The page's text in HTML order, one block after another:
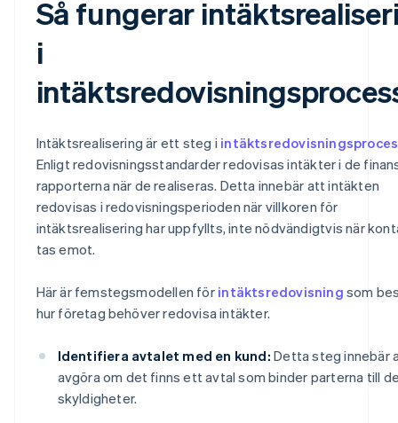
Så fungerar
i
Intäktsrealisering är ett steg i
Enligt redovisningsstandarder redovisas intäkter i de
rapporterna när de realiseras. Detta innebär att intäkten
redovisas i redovisningsperioden när villkoren för
intäktsrealisering har uppfyllts, inte nödvändigtvis när
tas emot.
Här är femstegsmodellen för intäktsredovisning som
hur företag behöver redovisa intäkter.
Identifiera avtalet med en kund: Detta steg innebär
avgöra om det finns ett avtal som binder parterna till
skyldigheter.